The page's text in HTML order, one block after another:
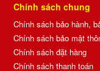
Chính sách chung
Chính sách bảo hành,
Chính sách bảo mật
Chính sách đặt hàng
Chính sách thanh toán